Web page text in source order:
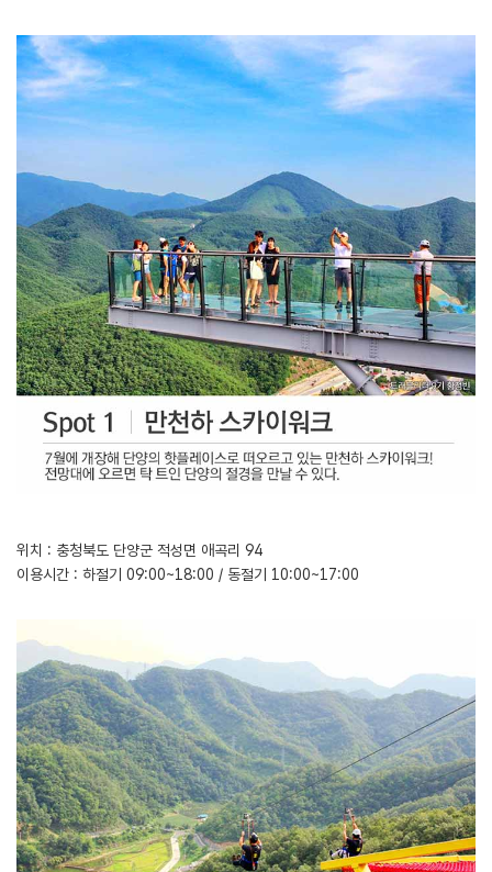
위치 : 충청북도 단양군 적성면 애곡리 94
이용시간 : 하절기 09:00~18:00 / 동절기 10:00~17:00